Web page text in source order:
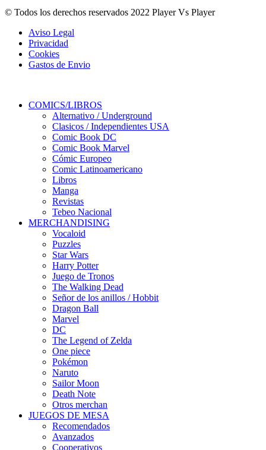
© Todos los derechos reservados 2022 Player Vs Player
Aviso Legal
Privacidad
Cookies
Gastos de Envio
COMICS/LIBROS
Alternativo / Underground
Clasicos / Independientes USA
Comic Book DC
Comic Book Marvel
Cómic Europeo
Comic Latinoamericano
Libros
Manga
Revistas
Tebeo Nacional
MERCHANDISING
Vocaloid
Puzzles
Star Wars
Harry Potter
Juego de Tronos
The Walking Dead
Señor de los anillos / Hobbit
Dragon Ball
Marvel
DC
The Legend of Zelda
One piece
Pokémon
Naruto
Sailor Moon
Death Note
Otros merchan
JUEGOS DE MESA
Recomendados
Avanzados
Cooperativos